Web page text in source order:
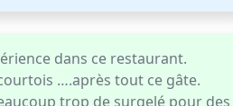
dans ce restaurant.
….après tout ce gâte.
trop de surgelé pour des